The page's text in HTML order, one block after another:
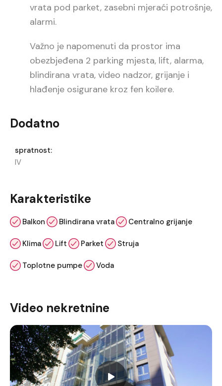
vrata pod parket, zasebni mjeraći potrošnje,
alarmi.
Važno je napomenuti da prostor ima
obezbjeđena 2 parking mjesta, lift, alarma,
blindirana vrata, video nadzor, grijanje i
hlađenje osigurane kroz fen koilere.
Dodatno
spratnost:
IV
Karakteristike
Balkon Blindirana vrata Centralno grijanje
Klima Lift Parket Struja
Toplotne pumpe Voda
Video nekretnine